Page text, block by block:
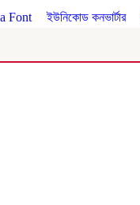
Font ।ইউনিকোড কনভার্টার